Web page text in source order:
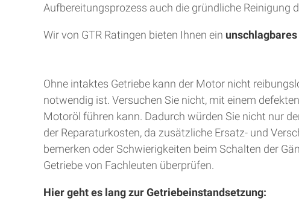
Aufbereitungsprozess auch die gründliche Reinigung
Wir von GTR Ratingen bieten Ihnen ein
Ohne intaktes Getriebe kann der Motor nicht
notwendig ist. Versuchen Sie nicht, mit einem
Motoröl führen kann. Dadurch würden Sie nicht nur
der Reparaturkosten, da zusätzliche Ersatz- und
bemerken oder Schwierigkeiten beim Schalten der
Getriebe von Fachleuten überprüfen.
Hier geht es lang zur Getriebeinstandsetzung: